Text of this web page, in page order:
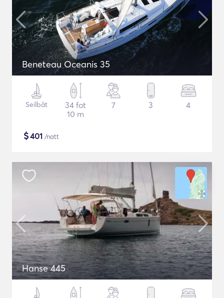
Beneteau Oceanis 35
Seilbåt
34 fot
10 m
7 3 4
$401 /natt
Hanse 445